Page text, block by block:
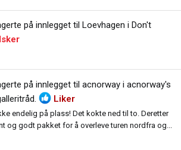
på innlegget til Loevhagen i Don't
på innlegget til acnorway i acnorway's
. Liker
endelig på plass! Det kokte ned til to. Deretter
og godt pakket for å overleve turen nordfra og...